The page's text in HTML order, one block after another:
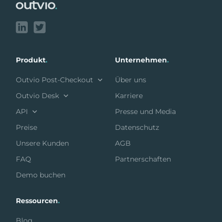
Produkt.
Outvio Post-Checkout
Outvio Desk
API
Preise
Unsere Kunden
FAQ
Demo buchen
Unternehmen.
Über uns
Karriere
Presse und Media
Datenschutz
AGB
Partnerschaften
Ressourcen.